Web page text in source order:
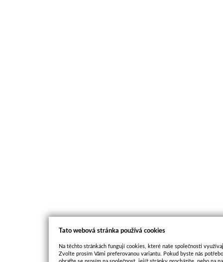
Tato webová stránka používá cookies
Na těchto stránkách fungují cookies, které naše společnosti
Zvolte prosím Vámi preferovanou variantu. Pokud byste nás